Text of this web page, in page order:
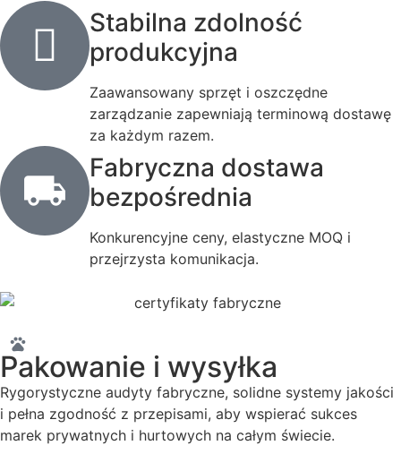
Stabilna zdolność
produkcyjna
Zaawansowany sprzęt i oszczędne
zarządzanie zapewniają terminową dostawę
za każdym razem.
Fabryczna dostawa
bezpośrednia
Konkurencyjne ceny, elastyczne MOQ i
przejrzysta komunikacja.
Pakowanie i wysyłka
Rygorystyczne audyty fabryczne, solidne systemy jakości
i pełna zgodność z przepisami, aby wspierać sukces
marek prywatnych i hurtowych na całym świecie.